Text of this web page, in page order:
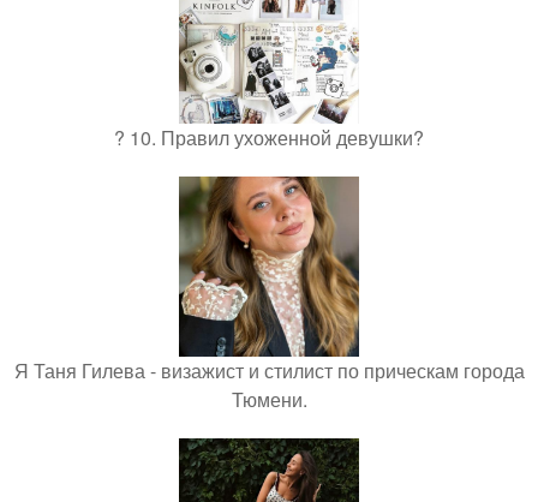
? 10. Правил ухоженной девушки?
Я Таня Гилева - визажист и стилист по прическам города
Тюмени.